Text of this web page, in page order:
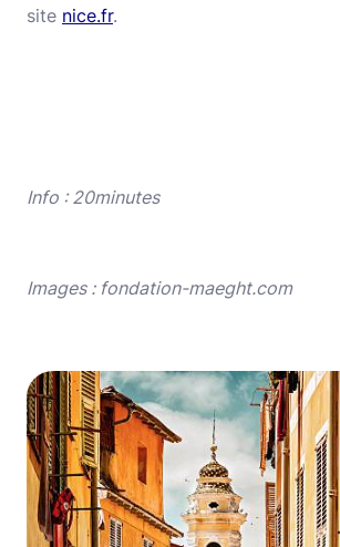
site nice.fr.
Info : 20minutes
Images : fondation-maeght.com